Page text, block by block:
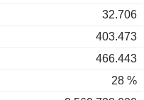
32.706
403.473
466.443
28 %